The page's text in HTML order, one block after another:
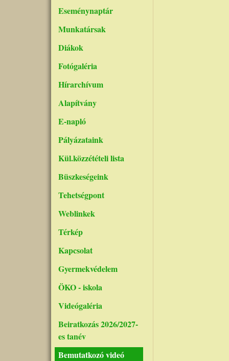
Eseménynaptár
Munkatársak
Diákok
Fotógaléria
Hírarchívum
Alapítvány
E-napló
Pályázataink
Kül.közzétételi lista
Büszkeségeink
Tehetségpont
Weblinkek
Térkép
Kapcsolat
Gyermekvédelem
ÖKO - iskola
Videógaléria
Beiratkozás 2026/2027-
es tanév
Bemutatkozó videó